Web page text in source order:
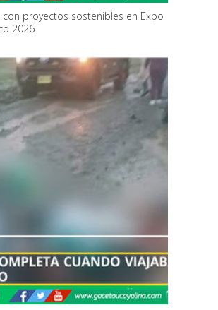
con proyectos sostenibles en Expo
2026